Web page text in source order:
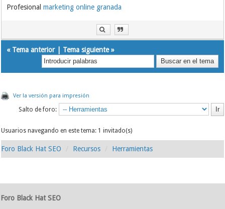
Profesionalmarketing online granada
« Tema anterior| Tema siguiente»
Ver la versión para impresión
Salto de foro:
Usuarios navegando en este tema: 1 invitado(s)
Foro Black Hat SEO Recursos Herramientas
Foro Black Hat SEO